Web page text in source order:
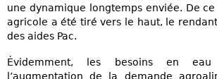
une dynamique longtemps enviée. De
agricole a été tiré vers le haut, le
des aides Pac.
Évidemment, les besoins en
l’augmentation de la demande